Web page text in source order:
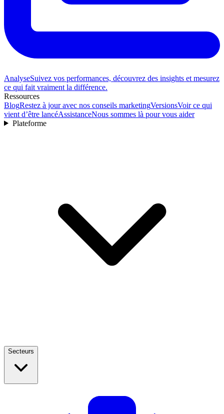
AnalyseSuivez vos performances, découvrez des insights et mesurez
ce qui fait vraiment la différence.
Ressources
BlogRestez à jour avec nos conseils marketingVersionsVoir ce qui
vient d’être lancéAssistanceNous sommes là pour vous aider
Plateforme
Secteurs